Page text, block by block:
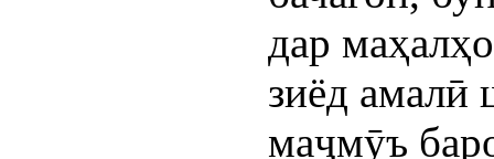
дар
зиёд амалӣ
маҷмӯъ